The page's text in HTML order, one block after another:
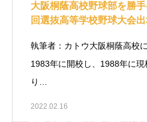
大阪桐蔭高校野球部を勝
回選抜高等学校野球大会
執筆者：カトウ大阪桐蔭高校
1983年に開校し、1988年に
り…
2022.02.16